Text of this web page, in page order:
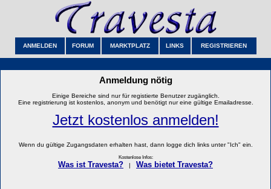
ANMELDEN FORUM MARKTPLATZ LINKS REGISTRIEREN
Anmeldung nötig
Einige Bereiche sind nur für registierte Benutzer zugänglich.
Eine registrierung ist kostenlos, anonym und benötigt nur eine gültige Emailadresse.
Jetzt kostenlos anmelden!
Wenn du gültige Zugangsdaten erhalten hast, dann logge dich links unter "Ich" ein.
Kostenlose Infos:
Was ist Travesta? Was bietet Travesta?